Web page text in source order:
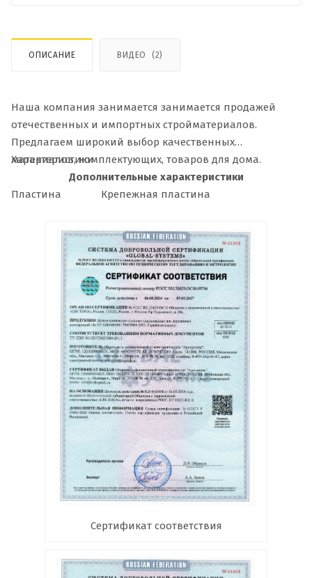
ОПИСАНИЕ ВИДЕО (2)
Наша компания занимается занимается продажей
отечественных и импортных стройматериалов.
Предлагаем широкий выбор качественных
материалов, комплектующих, товаров для дома.
Характеристики
Дополнительные характеристики
Пластина
Крепежная пластина
Сертификат соответствия